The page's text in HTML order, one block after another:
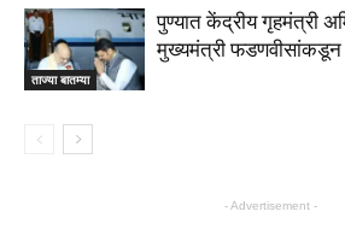
ताज्या बातम्या
पुण्यात केंद्रीय गृहमंत्री
मुख्यमंत्री फडणवीसांकडून
- Advertisement -